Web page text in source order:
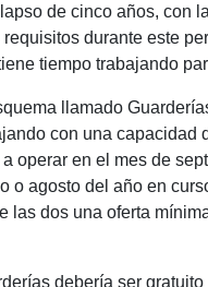
de cinco años, con
durante este
tiempo trabajando
llamado
con una capacidad
operar en el mes de
o agosto del año en
las dos una oferta
debería ser